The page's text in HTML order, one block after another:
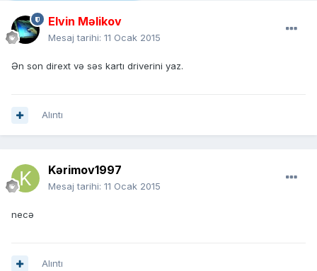
Elvin Məlikov
Mesaj tarihi: 11 Ocak 2015
Ən son dirext və səs kartı driverini yaz.
Alıntı
Kərimov1997
Mesaj tarihi: 11 Ocak 2015
necə
Alıntı